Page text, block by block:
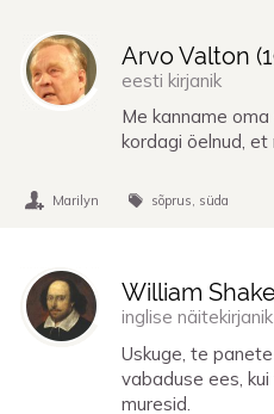
Arvo Valton (
eesti kirjanik
Me kanname
kordagi öelnud, et
Marilyn sõprus süda
William
inglise näitekirjanik
Uskuge, te
vabaduse ees,
muresid.